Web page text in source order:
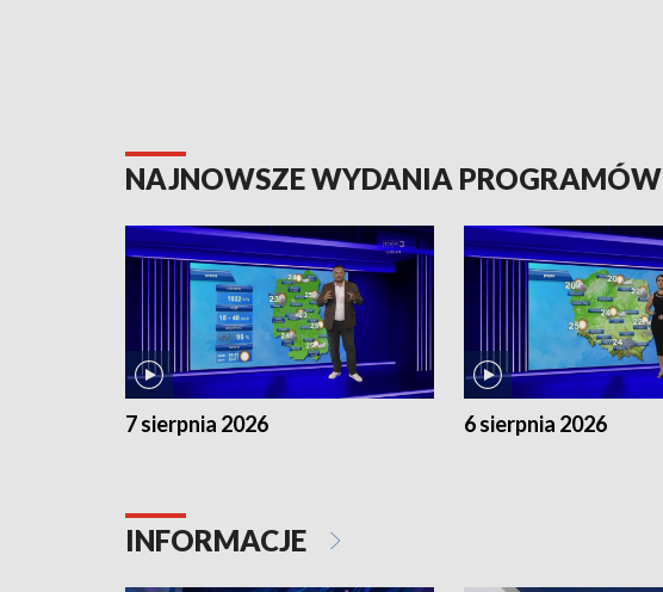
NAJNOWSZE WYDANIA PROGRAMÓW
7 sierpnia 2026 6 sierpnia 2026
INFORMACJE